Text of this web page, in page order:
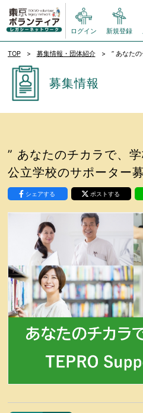
ログイン 新規登録
TOP 募集情報・団体紹介 ” あなた
募集情報
” あなたのチカラで、
公立学校のサポーター
シェアする ポストする